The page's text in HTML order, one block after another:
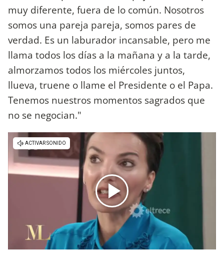
muy diferente, fuera de lo común. Nosotros
somos una pareja pareja, somos pares de
verdad. Es un laburador incansable, pero me
llama todos los días a la mañana y a la tarde,
almorzamos todos los miércoles juntos,
llueva, truene o llame el Presidente o el Papa.
Tenemos nuestros momentos sagrados que
no se negocian."